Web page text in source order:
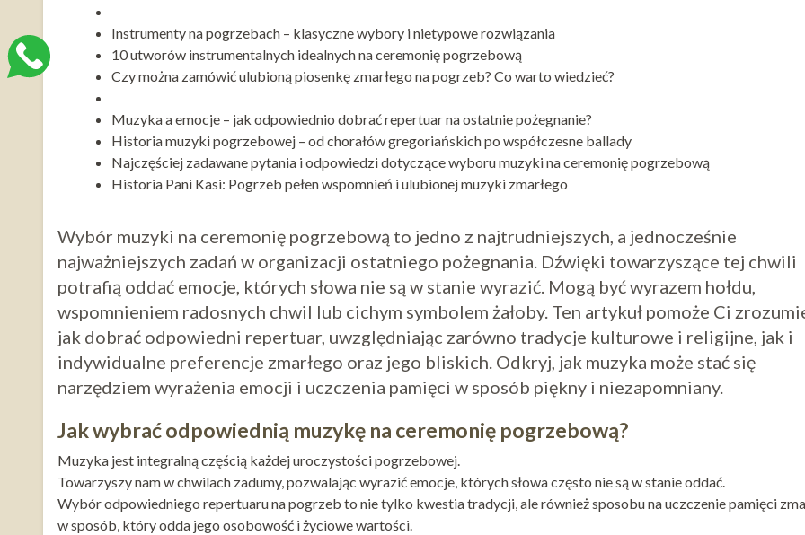
Instrumenty na pogrzebach – klasyczne wybory i nietypowe rozwiązania
10 utworów instrumentalnych idealnych na ceremonię pogrzebową
Czy można zamówić ulubioną piosenkę zmarłego na pogrzeb? Co warto wiedzieć?
Muzyka a emocje – jak odpowiednio dobrać repertuar na ostatnie pożegnanie?
Historia muzyki pogrzebowej – od chorałów gregoriańskich po współczesne ballady
Najczęściej zadawane pytania i odpowiedzi dotyczące wyboru muzyki na ceremonię pogrzebową
Historia Pani Kasi: Pogrzeb pełen wspomnień i ulubionej muzyki zmarłego
Wybór muzyki na ceremonię pogrzebową to jedno z najtrudniejszych, a jednocześnie
najważniejszych zadań w organizacji ostatniego pożegnania. Dźwięki towarzyszące tej chwili
potrafią oddać emocje, których słowa nie są w stanie wyrazić. Mogą być wyrazem hołdu,
wspomnieniem radosnych chwil lub cichym symbolem żałoby. Ten artykuł pomoże Ci
jak dobrać odpowiedni repertuar, uwzględniając zarówno tradycje kulturowe i religijne, jak i
indywidualne preferencje zmarłego oraz jego bliskich. Odkryj, jak muzyka może stać się
narzędziem wyrażenia emocji i uczczenia pamięci w sposób piękny i niezapomniany.
Jak wybrać odpowiednią muzykę na ceremonię pogrzebową?
Muzyka jest integralną częścią każdej uroczystości pogrzebowej.
Towarzyszy nam w chwilach zadumy, pozwalając wyrazić emocje, których słowa często nie są w stanie oddać.
Wybór odpowiedniego repertuaru na pogrzeb to nie tylko kwestia tradycji, ale również sposobu na uczczenie pamięci
w sposób, który odda jego osobowość i życiowe wartości.